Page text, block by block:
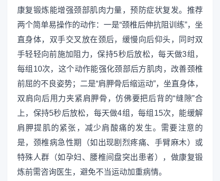
康复锻炼能增强颈部肌肉力量，预防症状复发。推荐
两个简单易操作的动作：一是“颈椎后伸抗阻训练”，坐
直身体，双手交叉放在颈后，缓慢向后仰头，同时双
手轻轻向前施加阻力，保持5秒后放松，每天做3组，
每组10次，这个动作能强化颈部后方肌肉，改善颈椎
前屈的不良姿势；二是“肩胛骨后缩运动”，坐直身体，
双肩向后用力夹紧肩胛骨，仿佛要把后背的“缝隙”合
上，保持5秒后放松，每天做4组，每组15次，能缓解
肩胛提肌的紧张，减少肩酸痛的发生。需要注意的
是，颈椎病急性期（如出现剧烈疼痛、手臂麻木）或
特殊人群（如孕妇、腰椎间盘突出患者），做康复锻
炼前需咨询医生，避免不当运动加重病情。